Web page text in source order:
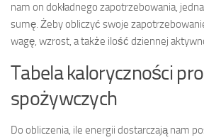
nam on dokładnego zapotrzebowania,
sumę. Żeby obliczyć swoje
wagę, wzrost, a także ilość dziennej
Tabela kaloryczności
spożywczych
Do obliczenia, ile energii dostarczają nam